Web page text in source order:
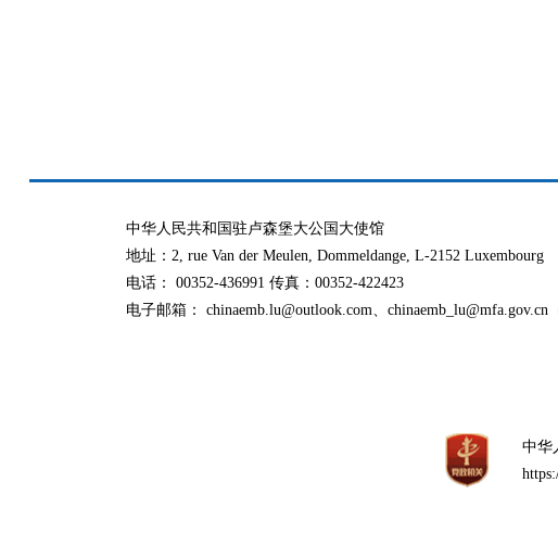
中华人民共和国驻卢森堡大公国大使馆
地址：2, rue Van der Meulen, Dommeldange, L-2152 Luxembourg
电话： 00352-436991 传真：00352-422423
电子邮箱： chinaemb.lu@outlook.com、chinaemb_lu@mfa.gov.cn
中华